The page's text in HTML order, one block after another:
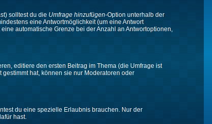
solltest du die Umfrage hinzufügen-Option unterhalb der
eine Antwortmöglichkeit (um eine Antwort
automatische Grenze bei der Anzahl an Antwortoptionen,
editiere den ersten Beitrag im Thema (die Umfrage ist
hat, können sie nur Moderatoren oder
du eine spezielle Erlaubnis brauchen. Nur der
hast.